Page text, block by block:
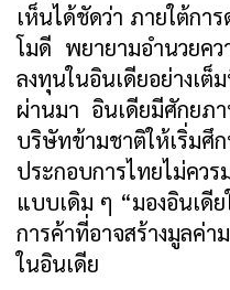
เห็นได้ชัดว่า ภายใต้กา
โมดี พยายามอำนวยคว
ลงทุนในอินเดียอย่างเ
ผ่านมา อินเดียมีศักยภ
บริษัทข้ามชาติให้เริ่
ประกอบการไทยไม่คว
แบบเดิม ๆ “มองอินเดี
การค้าที่อาจสร้างมูลค่า
ในอินเดีย